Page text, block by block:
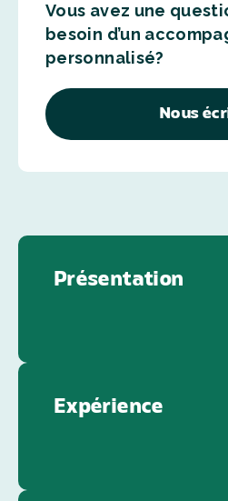
Vous avez une
besoin d’un
personnalisé?
Nous
Présentation
Expérience